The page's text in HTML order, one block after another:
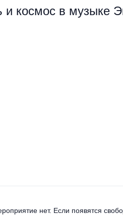
и космос в музыке
нет. Если появятся